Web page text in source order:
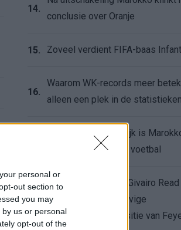
personal or
out section to
you may
us or personal
opt-out of the
14.
conclusie over Oranje
15. Zoveel verdient FIFA-baas
16.
Waarom WK-records meer
alleen een plek in de statistieken
Voor de Schilderswijk is
WK meer dan alleen voetbal
18.
Afgewezen bod op Givairo Read
onderstreept de stevige
onderhandelingspositie van